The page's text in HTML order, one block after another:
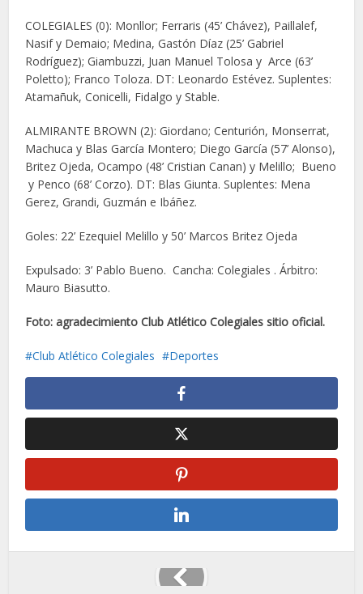
COLEGIALES (0): Monllor; Ferraris (45’ Chávez), Paillalef,
Nasif y Demaio; Medina, Gastón Díaz (25’ Gabriel
Rodríguez); Giambuzzi, Juan Manuel Tolosa y Arce (63’
Poletto); Franco Toloza. DT: Leonardo Estévez. Suplentes:
Atamañuk, Conicelli, Fidalgo y Stable.
ALMIRANTE BROWN (2): Giordano; Centurión, Monserrat,
Machuca y Blas García Montero; Diego García (57’ Alonso),
Britez Ojeda, Ocampo (48’ Cristian Canan) y Melillo; Bueno
y Penco (68’ Corzo). DT: Blas Giunta. Suplentes: Mena
Gerez, Grandi, Guzmán e Ibáñez.
Goles: 22’ Ezequiel Melillo y 50’ Marcos Britez Ojeda
Expulsado: 3’ Pablo Bueno. Cancha: Colegiales . Árbitro:
Mauro Biasutto.
Foto: agradecimiento Club Atlético Colegiales sitio oficial.
Club Atlético Colegiales Deportes